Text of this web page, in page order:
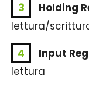
Holding
lettura/
Input
lettura